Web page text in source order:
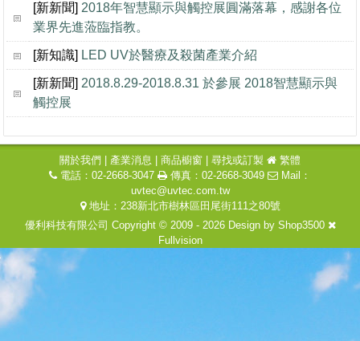
[新新聞] 2018年智慧顯示與觸控展圓滿落幕，感謝各位
業界先進蒞臨指教。
[新知識] LED UV於醫療及殺菌產業介紹
[新新聞] 2018.8.29-2018.8.31 於參展 2018智慧顯示與
觸控展
關於我們 產業消息 商品櫥窗 尋找或訂製
繁體
電話：02-2668-3047
傳真：02-2668-3049
Mail：
uvtec@uvtec.com.tw
地址：238新北市樹林區田尾街111之80號
優利科技有限公司 Copyright © 2009 - 2026 Design by Shop3500
Fullvision